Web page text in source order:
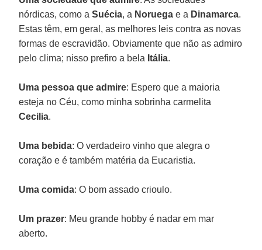
nórdicas, como aSuécia, a Noruega e a Dinamarca.
Estas têm, em geral, as melhores leis contra as novas
formas de escravidão. Obviamente que não as admiro
pelo clima; nisso prefiro a bela Itália.
Uma pessoa que admire: Espero que a maioria
esteja no Céu, como minha sobrinha carmelita
Cecilia.
Uma bebida: O verdadeiro vinho que alegra o
coração e é também matéria da Eucaristia.
Uma comida: O bom assado crioulo.
Um prazer: Meu grande hobby é nadar em mar
aberto.